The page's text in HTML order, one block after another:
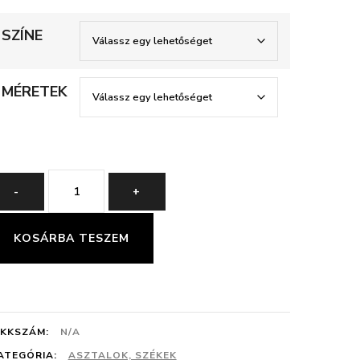
-
101090 Ft
SZÍNE
MÉRETEK
-
DIANA
ASZTAL
mennyiség
+
KOSÁRBA TESZEM
N/A
ASZTALOK, SZÉKEK